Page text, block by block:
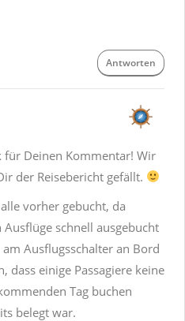
Antworten
für Deinen Kommentar! Wir
der Reisebericht gefällt.
vorher gebucht, da
schnell ausgebucht
Ausflugsschalter an Bord
dass einige Passagiere keine
Tag buchen
belegt war.